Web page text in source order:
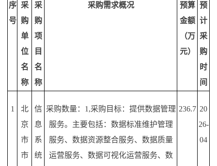
序
号
采
购
单
位
名
称
采
购
项
目
名
称
采购需求概况
预算
金额
（万
元）
预
计
采
购
时
间
1
北
京
市
市
信
息
系
统
采购数量： 1,采购目标：提供数据管理
服务。主要包括：数据标准维护管理
服务、数据资源整合服务、数据质量
运营服务、数据可视化运营服务、数
236.7 20
26-
04